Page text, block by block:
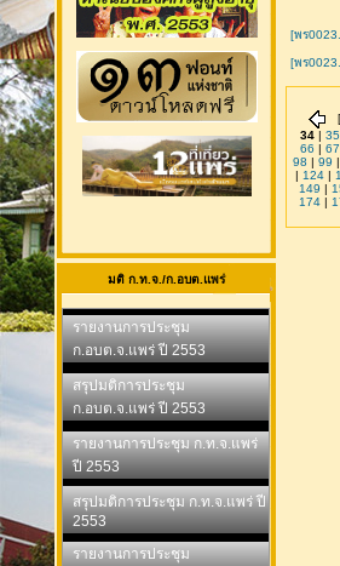
มติ ก.ท.จ./ก.อบต.แพร่
รายงานการประชุม
ก.อบต.จ.แพร่ ปี 2553
สรุปมติการประชุม
ก.อบต.จ.แพร่ ปี 2553
รายงานการประชุม ก.ท.จ.แพร่
ปี 2553
สรุปมติการประชุม ก.ท.จ.แพร่ ปี
2553
รายงานการประชุม
[พร
[พร
[
34 | 35
66 | 67
98 | 99 |
| 124|
149 |
174|